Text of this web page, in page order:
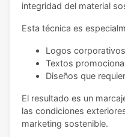
integridad del material
Esta técnica es
Logos
Textos
Diseños que
El resultado es un
las condiciones
marketing sostenible.